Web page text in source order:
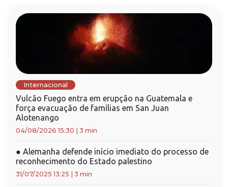
Internacional
Vulcão Fuego entra em erupção na Guatemala e
força evacuação de famílias em San Juan
Alotenango
04/08/2026 15:30 | 3 min
● Alemanha defende início imediato do processo de
reconhecimento do Estado palestino
31/07/2025 13:25 | 3 min